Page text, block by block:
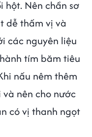
hột. Nên chần sơ
dễ thấm vị và
các nguyên liệu
tím băm tiêu
nấu nêm thêm
nên cho nước
có vị thanh ngọt